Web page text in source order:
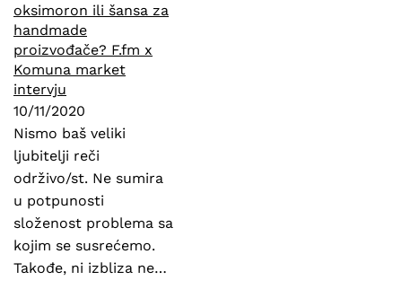
oksimoron ili šansa za
handmade
proizvođače? F.fm x
Komuna market
intervju
10/11/2020
Nismo baš veliki
ljubitelji reči
održivo/st. Ne sumira
u potpunosti
složenost problema sa
kojim se susrećemo.
Takođe, ni izbliza ne…